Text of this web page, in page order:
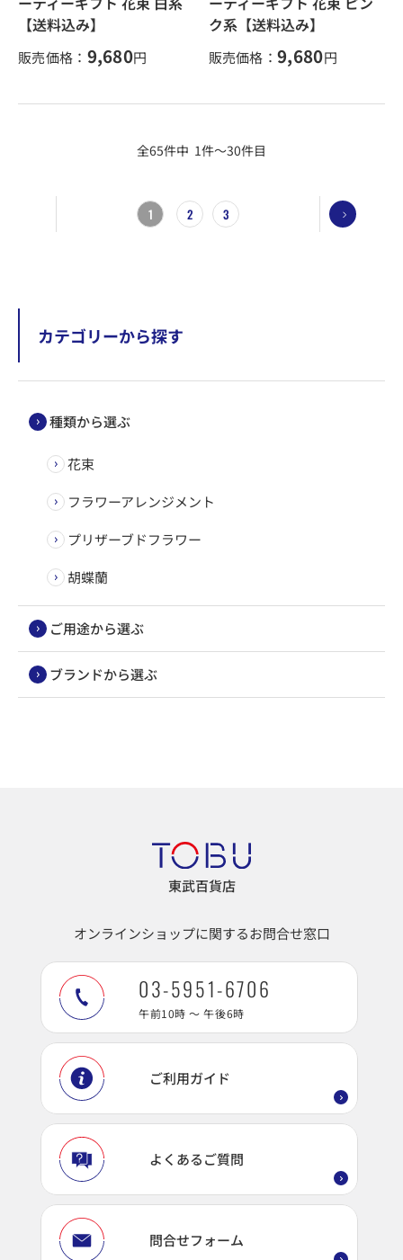
カテゴリーから探す
種類から選ぶ
花束
フラワーアレンジメント
プリザーブドフラワー
胡蝶蘭
ご用途から選ぶ
ブランドから選ぶ
【送料込み】
販売価格： 9,680円
ク系【送料込み】
販売価格： 9,680円
全65件中 1件～30件目
1 2 3
東武百貨店
オンラインショップに関するお問合せ窓口
03-5951-6706
午前10時 ～ 午後6時
ご利用ガイド
よくあるご質問
問合せフォーム